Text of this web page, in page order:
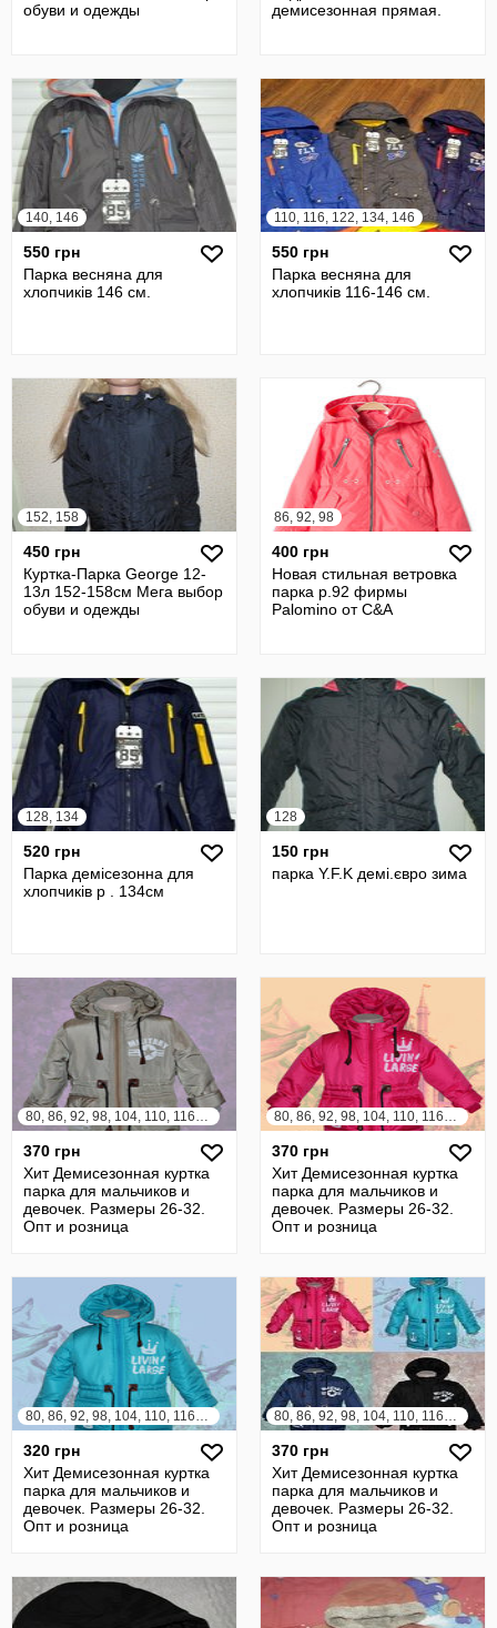
обуви и одежды
демисезонная прямая.
140, 146
550 грн
Парка весняна для
хлопчиків 146 см.
110, 116, 122, 134, 146
550 грн
Парка весняна для
хлопчиків 116-146 см.
152, 158
450 грн
Куртка-Парка George 12-
13л 152-158см Мега выбор
обуви и одежды
86, 92, 98
400 грн
Новая стильная ветровка
парка р.92 фирмы
Palomino от C&A
128, 134
520 грн
Парка демісезонна для
хлопчиків р . 134см
128
150 грн
парка Y.F.K демі.євро зима
80, 86, 92, 98, 104, 110, 116, 122, 128
370 грн
Хит Демисезонная куртка
парка для мальчиков и
девочек. Размеры 26-32.
Опт и розница
80, 86, 92, 98, 104, 110, 116, 122, 128
370 грн
Хит Демисезонная куртка
парка для мальчиков и
девочек. Размеры 26-32.
Опт и розница
80, 86, 92, 98, 104, 110, 116, 122, 128
320 грн
Хит Демисезонная куртка
парка для мальчиков и
девочек. Размеры 26-32.
Опт и розница
80, 86, 92, 98, 104, 110, 116, 122, 128
370 грн
Хит Демисезонная куртка
парка для мальчиков и
девочек. Размеры 26-32.
Опт и розница